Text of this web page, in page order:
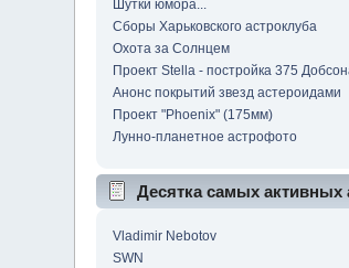
Шутки юмора...
Сборы Харьковского астроклуба
Охота за Солнцем
Проект Stella - постройка 375
Анонс покрытий звезд астероидами
Проект "Phoenix" (175мм)
Лунно-планетное астрофото
Десятка самых активных
Vladimir Nebotov
SWN